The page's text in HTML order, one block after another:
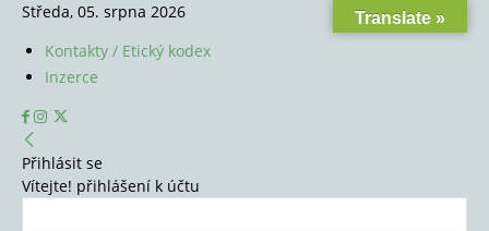
Středa, 05. srpna 2026
Kontakty / Etický kodex
Inzerce
Přihlásit se
Vítejte! přihlášení k účtu
Translate »